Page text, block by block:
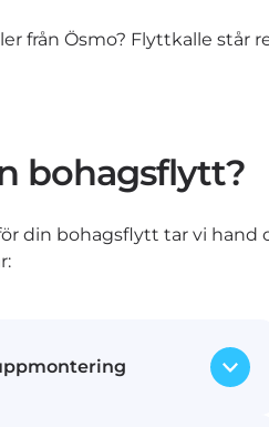
från Ösmo? Flyttkalle står
bohagsflytt?
din bohagsflytt tar vi hand